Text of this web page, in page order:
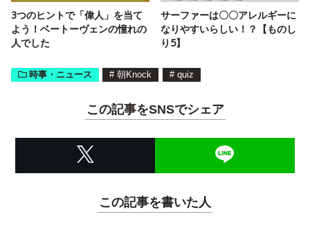
3つのヒントで「偉人」を当て
よう！ベートーヴェンの憧れの
人でした
サーファーは〇〇アレルギーに
なりやすいらしい！？【ものし
り5】
時事・ニュース # 朝Knock # quiz
この記事をSNSでシェア
この記事を書いた人